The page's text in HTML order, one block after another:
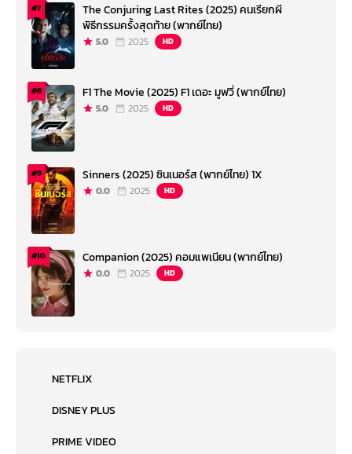
#7
The Conjuring Last Rites (2025) คนเรียกผี
พิธีกรรมครั้งสุดท้าย (พากย์ไทย)
5.0 2025 HD
#8 F1 The Movie (2025) F1 เดอะ มูฟวี่ (พากย์ไทย)
5.0 2025 HD
#9 Sinners (2025) ซินเนอร์ส (พากย์ไทย) 1X
0.0 2025 HD
#10 Companion (2025) คอมแพเนียน (พากย์ไทย)
0.0 2025 HD
NETFLIX
DISNEY PLUS
PRIME VIDEO